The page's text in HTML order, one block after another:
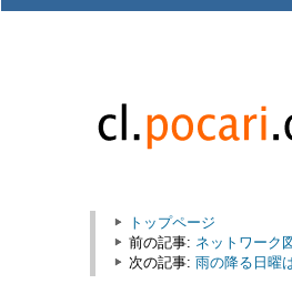
トップページ
前の記事: ネットワーク
次の記事: 雨の降る日曜